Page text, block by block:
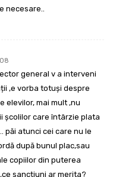
necesare..
general v a interveni
,e vorba totuși despre
elevilor, mai mult ,nu
școlilor care întârzie plata
păi atunci cei care nu le
după bunul plac,sau
copiilor din puterea
sancțiuni ar merita?